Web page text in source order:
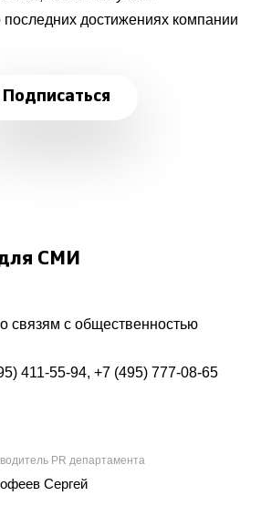
достижениях компании
Подписаться
СМИ
связям с общественностью
411-55-94, +7 (495) 777-08-65
PR департамента
Сергей